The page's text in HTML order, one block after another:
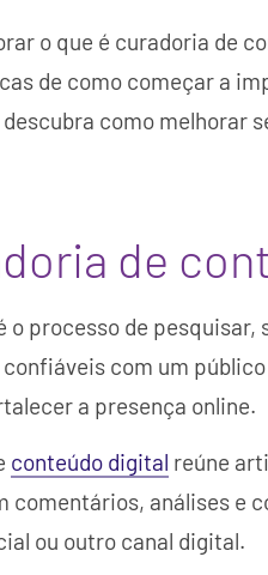
o que é curadoria de
de como começar a
como melhorar
de
o processo de
com um
a presença online.
conteúdo digital reúne
comentários, análises e
ou outro canal digital.